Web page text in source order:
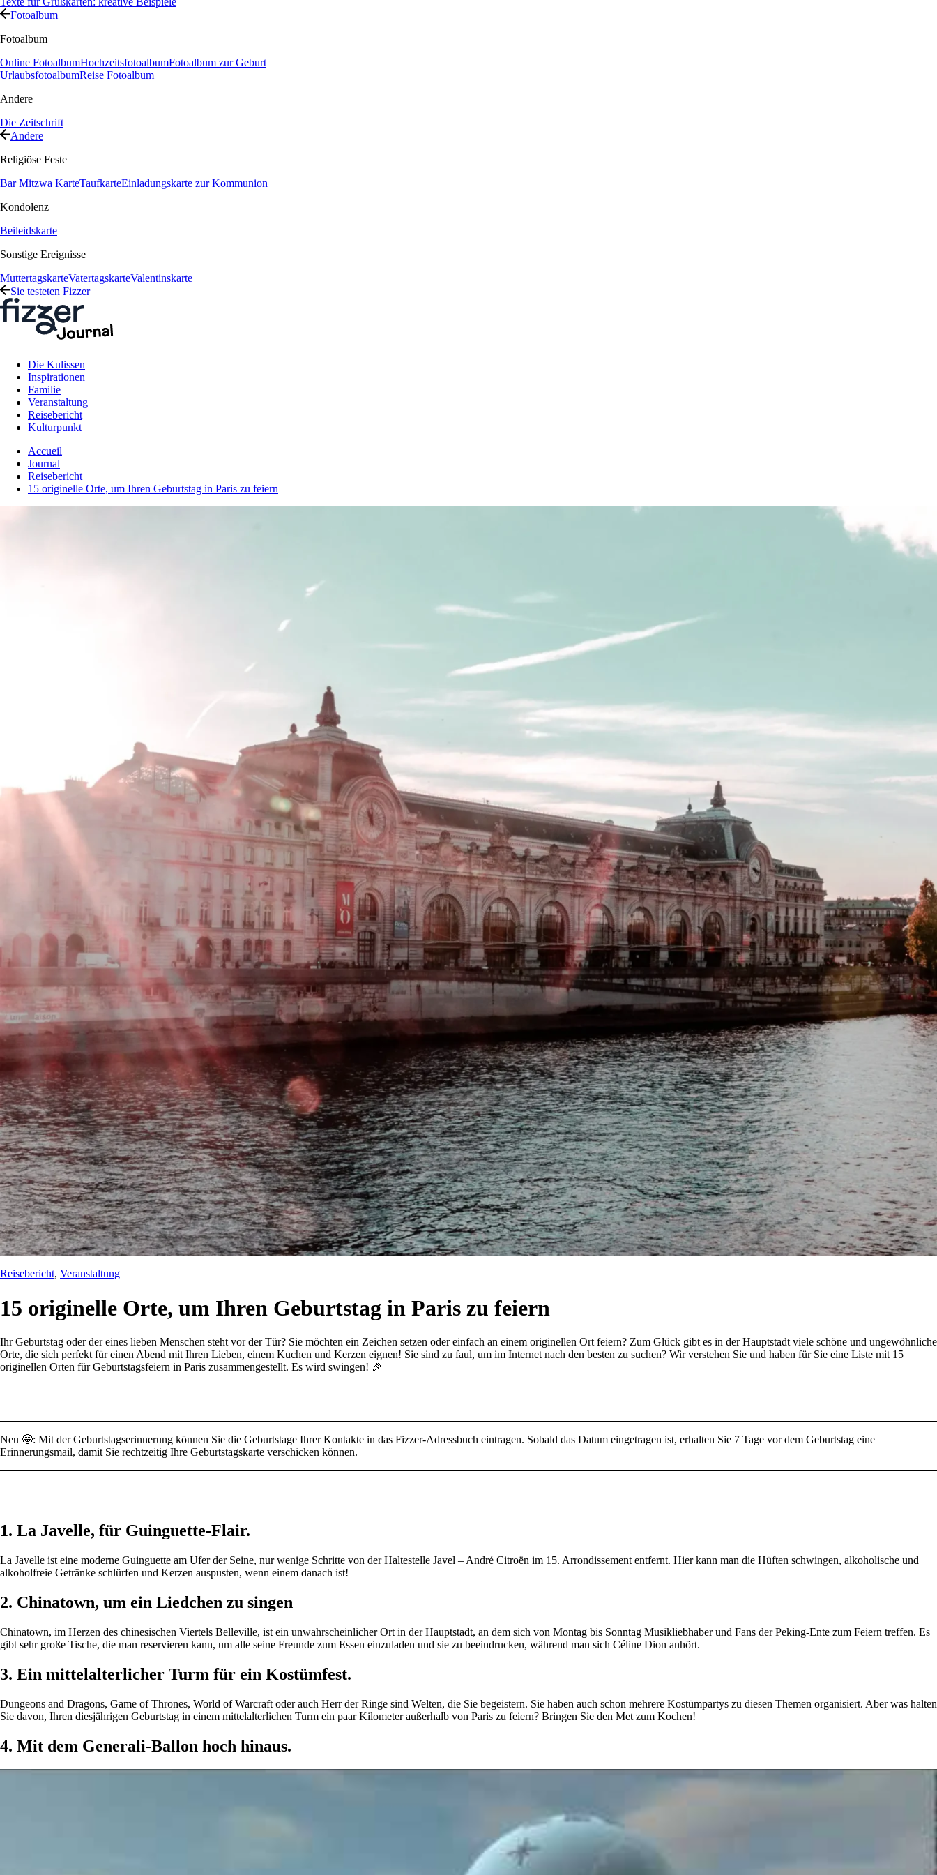
Fotoalbum
Fotoalbum
Online FotoalbumHochzeitsfotoalbumFotoalbum zur Geburt
UrlaubsfotoalbumReise Fotoalbum
Andere
Die Zeitschrift
Andere
Religiöse Feste
Bar Mitzwa KarteTaufkarteEinladungskarte zur Kommunion
Kondolenz
Beileidskarte
Sonstige Ereignisse
MuttertagskarteVatertagskarteValentinskarte
Sie testeten Fizzer
Die Kulissen
Inspirationen
Familie
Veranstaltung
Reisebericht
Kulturpunkt
Accueil
Journal
Reisebericht
15 originelle Orte, um Ihren Geburtstag in Paris zu feiern
Reisebericht, Veranstaltung
15 originelle Orte, um Ihren Geburtstag in Paris zu feiern
Ihr Geburtstag oder der eines lieben Menschen steht vor der Tür? Sie möchten ein Zeichen setzen oder einfach an einem originellen Ort feiern? Zum Glück gibt es in der Hauptstadt viele schöne und ungewöhnliche
Orte, die sich perfekt für einen Abend mit Ihren Lieben, einem Kuchen und Kerzen eignen! Sie sind zu faul, um im Internet nach den besten zu suchen? Wir verstehen Sie und haben für Sie eine Liste mit 15
originellen Orten für Geburtstagsfeiern in Paris zusammengestellt. Es wird swingen! 🎉
Neu 🤩: Mit der Geburtstagserinnerung können Sie die Geburtstage Ihrer Kontakte in das Fizzer-Adressbuch eintragen. Sobald das Datum eingetragen ist, erhalten Sie 7 Tage vor dem Geburtstag eine
Erinnerungsmail, damit Sie rechtzeitig Ihre Geburtstagskarte verschicken können.
1. La Javelle, für Guinguette-Flair.
La Javelle ist eine moderne Guinguette am Ufer der Seine, nur wenige Schritte von der Haltestelle Javel – André Citroën im 15. Arrondissement entfernt. Hier kann man die Hüften schwingen, alkoholische und
alkoholfreie Getränke schlürfen und Kerzen auspusten, wenn einem danach ist!
2. Chinatown, um ein Liedchen zu singen
Chinatown, im Herzen des chinesischen Viertels Belleville, ist ein unwahrscheinlicher Ort in der Hauptstadt, an dem sich von Montag bis Sonntag Musikliebhaber und Fans der Peking-Ente zum Feiern treffen. Es
gibt sehr große Tische, die man reservieren kann, um alle seine Freunde zum Essen einzuladen und sie zu beeindrucken, während man sich Céline Dion anhört.
3. Ein mittelalterlicher Turm für ein Kostümfest.
Dungeons and Dragons, Game of Thrones, World of Warcraft oder auch Herr der Ringe sind Welten, die Sie begeistern. Sie haben auch schon mehrere Kostümpartys zu diesen Themen organisiert. Aber was halten
Sie davon, Ihren diesjährigen Geburtstag in einem mittelalterlichen Turm ein paar Kilometer außerhalb von Paris zu feiern? Bringen Sie den Met zum Kochen!
4. Mit dem Generali-Ballon hoch hinaus.